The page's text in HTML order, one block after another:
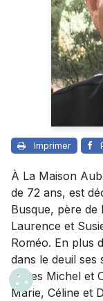
Imprimer
À La Maison
de 72 ans, est
Busque, père
Laurence et
Roméo. En plus
dans le deuil
frères Michel et
Marie, Céline et